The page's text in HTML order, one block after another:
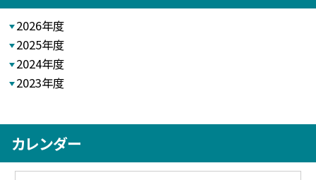
2026年度
2025年度
2024年度
2023年度
カレンダー